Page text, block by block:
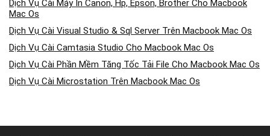
Dịch Vụ Cài Máy In Canon, Hp, Epson, Brother Cho Macbook
Mac Os
Dịch Vụ Cài Visual Studio & Sql Server Trên Macbook Mac Os
Dịch Vụ Cài Camtasia Studio Cho Macbook Mac Os
Dịch Vụ Cài Phần Mềm Tăng Tốc Tải File Cho Macbook Mac Os
Dịch Vụ Cài Microstation Trên Macbook Mac Os